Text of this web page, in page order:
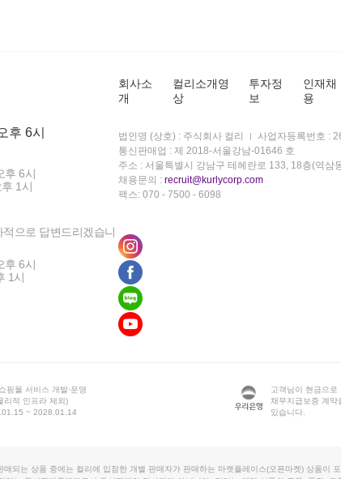
후 6시
후 6시
1시
으로 답변드리겠습니
후 6시
1시
회사소
개
컬리소개영
상
투자정
보
인재채
용
법인명 (상호) : 주식회사 컬리 사업자등록번호 :
통신판매업 : 제 2018-서울강남-01646 호
주소 : 서울특별시 강남구 테헤란로 133, 18층(역삼
채용문의 : recruit@kurlycorp.com
팩스: 070 - 7500 - 6098
핑몰 서비스 개발·운영
리적 인프라 제외)
~ 2028.01.14
고객님이 현금으
채무지급보증 계약
있습니다.
매되는 상품 중에는 컬리에 입점한 개별 판매자가 판매하는 마켓플레이스(오픈마켓) 상품이